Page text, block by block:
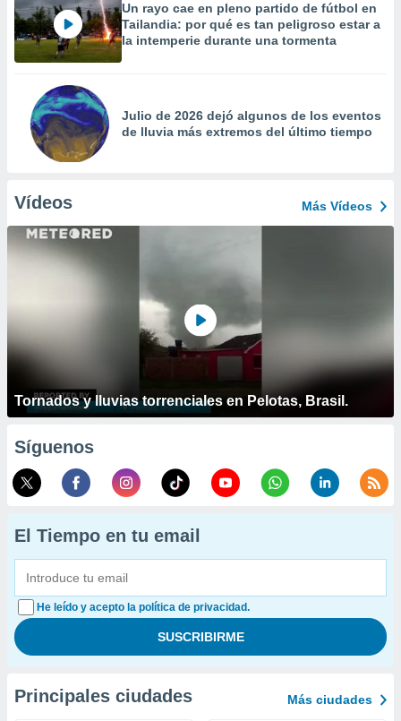
Un rayo cae en pleno partido de fútbol en
Tailandia: por qué es tan peligroso estar a
la intemperie durante una tormenta
Julio de 2026 dejó algunos de los eventos
de lluvia más extremos del último tiempo
Vídeos Más Vídeos
Tornados y lluvias torrenciales en Pelotas, Brasil.
Síguenos
El Tiempo en tu email
He leído y acepto la política de privacidad.
Principales ciudades Más ciudades